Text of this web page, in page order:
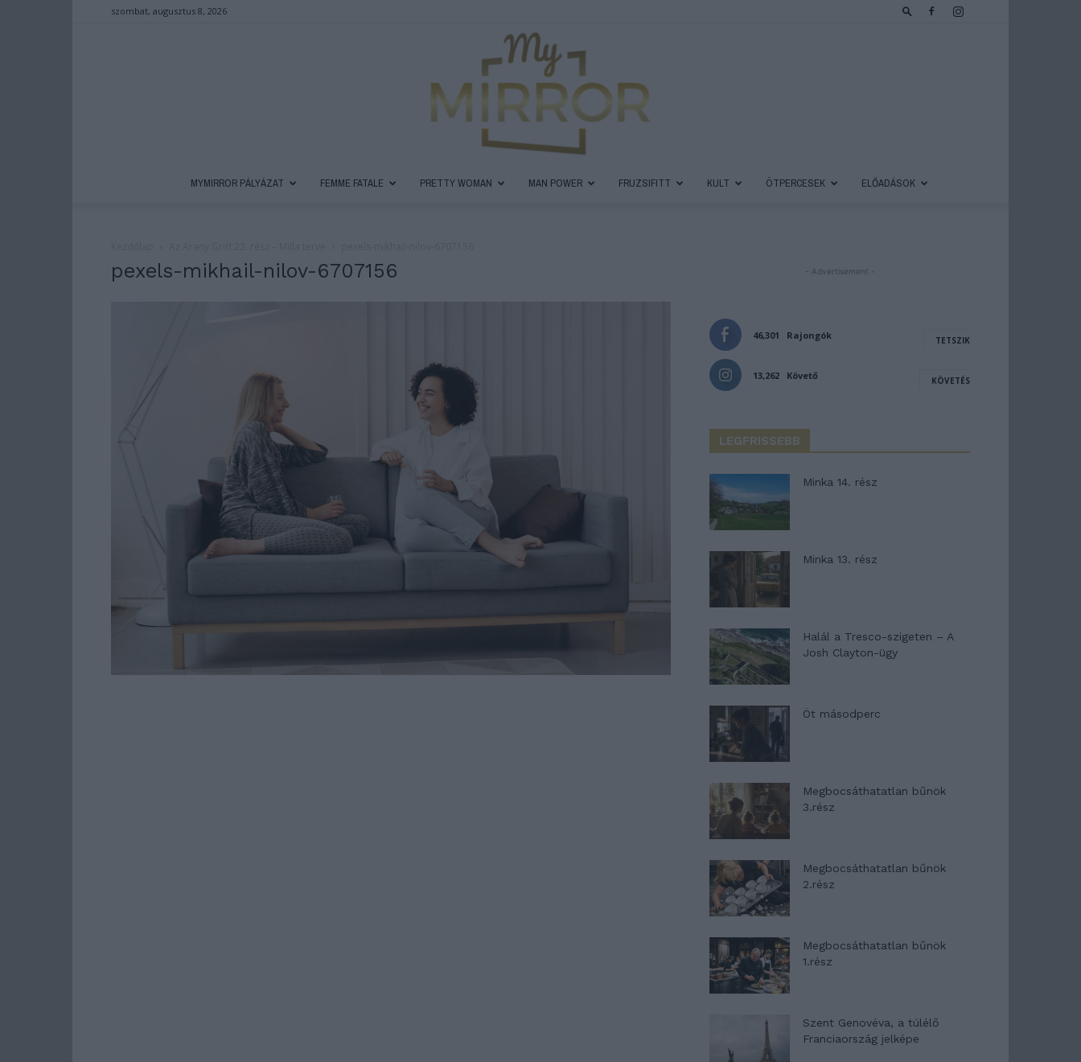
szombat, augusztus 8, 2026
MYMIRROR PÁLYÁZAT FEMME FATALE PRETTY WOMAN MAN POWER FRUZSIFITT KULT ÖTPERCESEK ELŐADÁSOK
pexels-mikhail-nilov-6707156 - Advertisement -
46,301 Rajongók TETSZIK
13,262 Követő KÖVETÉS
LEGFRISSEBB
Minka 14. rész
Minka 13. rész
Halál a Tresco-szigeten – A
Josh Clayton-ügy
Öt másodperc
Megbocsáthatatlan bűnök
3.rész
Megbocsáthatatlan bűnök
2.rész
Megbocsáthatatlan bűnök
1.rész
Szent Genovéva, a túlélő
Franciaország jelképe